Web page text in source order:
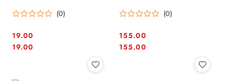
101
(0)
Cena:
19.00
Cena:
19.00
(0)
Cena:
155.00
Cena:
155.00